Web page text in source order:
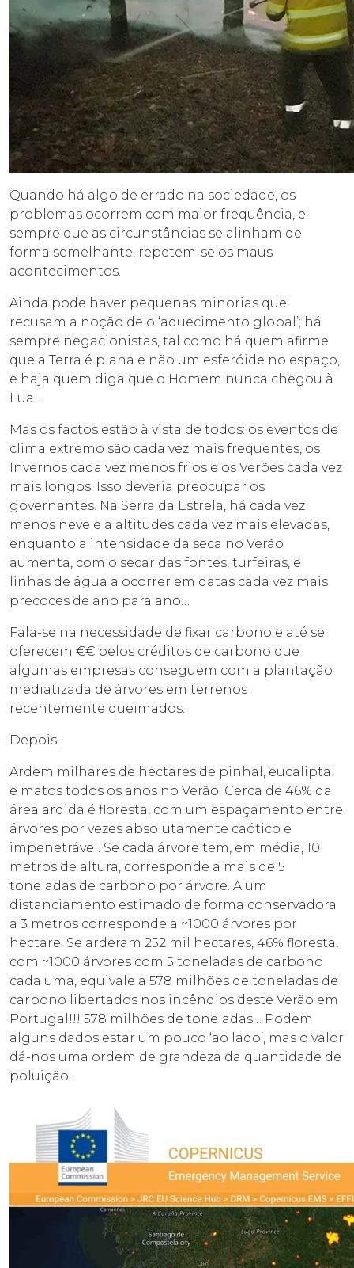
Quando há algo de errado na sociedade, os
problemas ocorrem com maior frequência, e
sempre que as circunstâncias se alinham de
forma semelhante, repetem-se os maus
acontecimentos.
Ainda pode haver pequenas minorias que
recusam a noção de o ‘aquecimento global’; há
sempre negacionistas, tal como há quem afirme
que a Terra é plana e não um esferóide no espaço,
e haja quem diga que o Homem nunca chegou à
Lua…
Mas os factos estão à vista de todos: os eventos de
clima extremo são cada vez mais frequentes, os
Invernos cada vez menos frios e os Verões cada vez
mais longos. Isso deveria preocupar os
governantes. Na Serra da Estrela, há cada vez
menos neve e a altitudes cada vez mais elevadas,
enquanto a intensidade da seca no Verão
aumenta, com o secar das fontes, turfeiras, e
linhas de água a ocorrer em datas cada vez mais
precoces de ano para ano…
Fala-se na necessidade de fixar carbono e até se
oferecem €€ pelos créditos de carbono que
algumas empresas conseguem com a plantação
mediatizada de árvores em terrenos
recentemente queimados.
Depois,
Ardem milhares de hectares de pinhal, eucaliptal
e matos todos os anos no Verão. Cerca de 46% da
área ardida é floresta, com um espaçamento entre
árvores por vezes absolutamente caótico e
impenetrável. Se cada árvore tem, em média, 10
metros de altura, corresponde a mais de 5
toneladas de carbono por árvore. A um
distanciamento estimado de forma conservadora
a 3 metros corresponde a ~1000 árvores por
hectare. Se arderam 252 mil hectares, 46% floresta,
com ~1000 árvores com 5 toneladas de carbono
cada uma, equivale a 578 milhões de toneladas de
carbono libertados nos incêndios deste Verão em
Portugal!!! 578 milhões de toneladas… Podem
alguns dados estar um pouco ‘ao lado’, mas o valor
dá-nos uma ordem de grandeza da quantidade de
poluição.